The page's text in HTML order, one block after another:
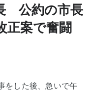
公約の市長
正案で奮闘
をした後、急いで午